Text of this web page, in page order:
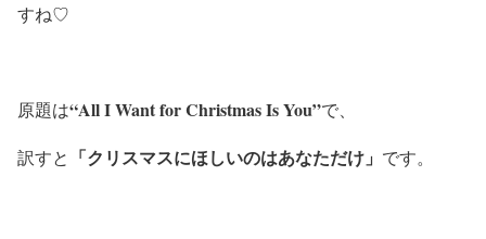
すね♡
原題は“All I Want for Christmas Is You”で、
訳すと 「クリスマスにほしいのはあなただけ」 です。